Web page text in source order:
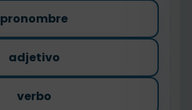
pronombre
adjetivo
verbo